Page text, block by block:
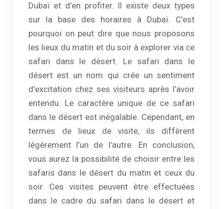
Dubaï et d’en profiter. Il existe deux types
sur la base des horaires à Dubaï. C’est
pourquoi on peut dire que nous proposons
les lieux du matin et du soir à explorer via ce
safari dans le désert. Le safari dans le
désert est un nom qui crée un sentiment
d’excitation chez ses visiteurs après l’avoir
entendu. Le caractère unique de ce safari
dans le désert est inégalable. Cependant, en
termes de lieux de visite, ils diffèrent
légèrement l’un de l’autre. En conclusion,
vous aurez la possibilité de choisir entre les
safaris dans le désert du matin et ceux du
soir. Ces visites peuvent être effectuées
dans le cadre du safari dans le désert et